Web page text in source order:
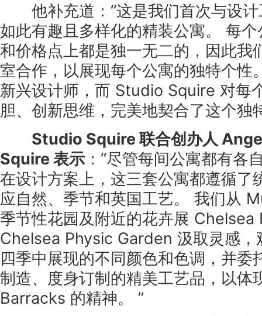
他补充道：“这是我们首次与设计
如此有趣且多样化的精装公寓。 每
和价格点上都是独一无二的，因此我
室合作，以展现每个公寓的独特个性
新兴设计师，而 Studio Squire 对每
胆、创新思维，完美地契合了这个独
Studio Squire 联合创办人
Squire 表示 ：“尽管每间公寓都有各
在设计方案上，这三套公寓都遵循
应自然、季节和英国工艺。 我们从
季节性花园及附近的花卉展
Chelsea Physic Garden 汲取灵感，
四季中展现的不同颜色和色调，并委
制造、度身订制的精美工艺品，以体
Barracks 的精神。 ”